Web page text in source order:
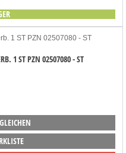
1 ST PZN 02507080 - ST